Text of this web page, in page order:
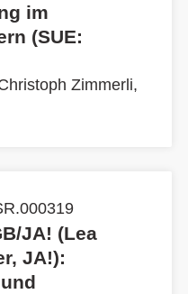
im
(SUE:
Zimmerli,
JA! (Lea
JA!):